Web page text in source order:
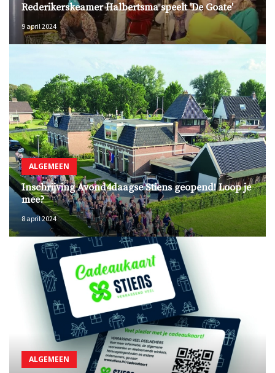
Rederikerskeamer Halbertsma speelt 'De Goate'
9 april 2024
ALGEMEEN
Inschrijving Avond4daagse Stiens geopend! Loop je
mee?
8 april 2024
ALGEMEEN